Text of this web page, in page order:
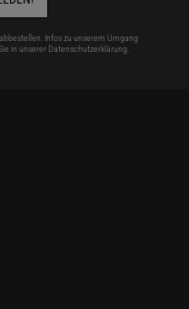
Infos zu unserem Umgang
in unserer Datenschutzerklärung.